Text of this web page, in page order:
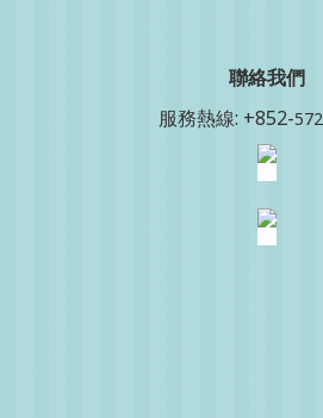
聯絡我們
服務熱線: +852-